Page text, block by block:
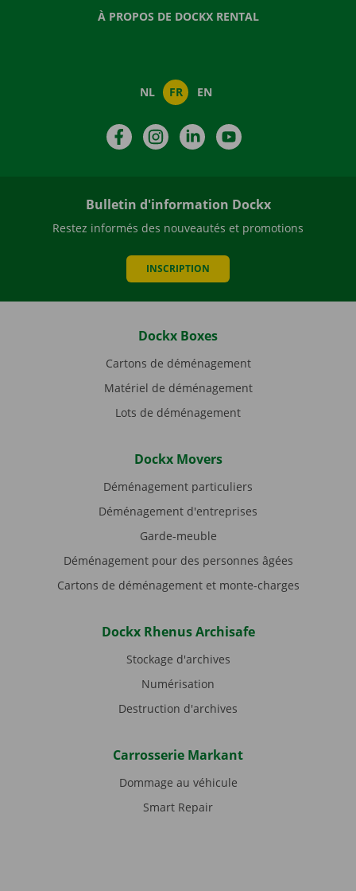
À PROPOS DE DOCKX RENTAL
NL FR EN
FacebookInstagramLinkedIn
Bulletin d'information Dockx
Restez informés des nouveautés et promotions
INSCRIPTION
Dockx Boxes
Cartons de déménagement
Matériel de déménagement
Lots de déménagement
Dockx Movers
Déménagement particuliers
Déménagement d'entreprises
Garde-meuble
Déménagement pour des personnes âgées
Cartons de déménagement et monte-charges
Dockx Rhenus Archisafe
Stockage d'archives
Numérisation
Destruction d'archives
Carrosserie Markant
Dommage au véhicule
Smart Repair